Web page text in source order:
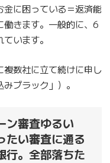
に困っている＝返済能
働きます。一般的に、6
います。
数社に立て続けに申し
ブラック」）。
ン審査ゆるい
たい審査に通る
行。全部落ちた